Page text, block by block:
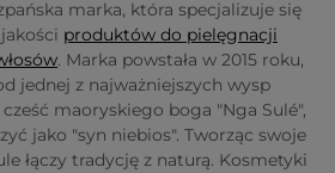
marka, która specjalizuje się
produktów do pielęgnacji
. Marka powstała w 2015 roku,
jednej z najważniejszych wysp
maoryskiego boga "Nga Sulé",
jako "syn niebios". Tworząc swoje
łączy tradycję z naturą. Kosmetyki